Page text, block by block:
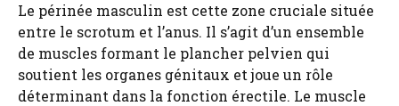
Le périnée masculin est cette zone cruciale située
entre le scrotum et l’anus. Il s’agit d’un ensemble
de muscles formant le plancher pelvien qui
soutient les organes génitaux et joue un rôle
déterminant dans la fonction érectile. Le muscle